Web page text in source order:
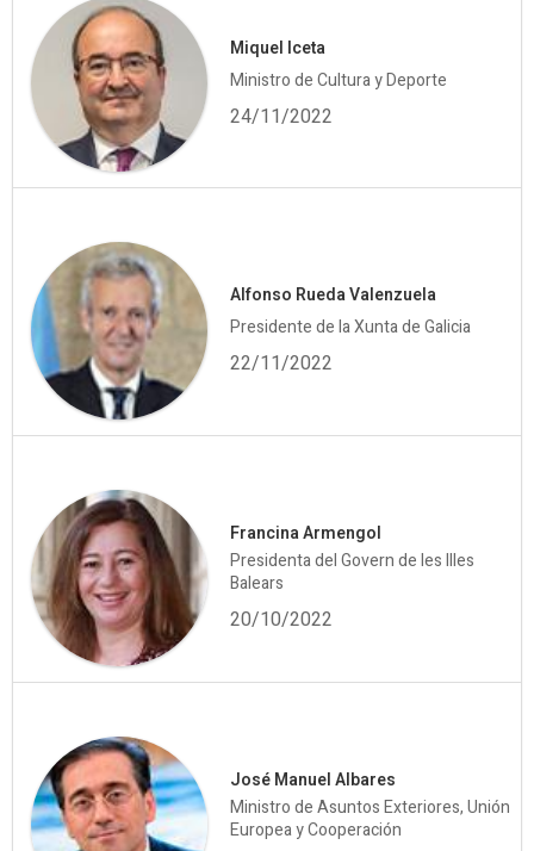
Miquel Iceta
Ministro de Cultura y Deporte
24/11/2022
Alfonso Rueda Valenzuela
Presidente de la Xunta de Galicia
22/11/2022
Francina Armengol
Presidenta del Govern de les Illes
Balears
20/10/2022
José Manuel Albares
Ministro de Asuntos Exteriores, Unión
Europea y Cooperación